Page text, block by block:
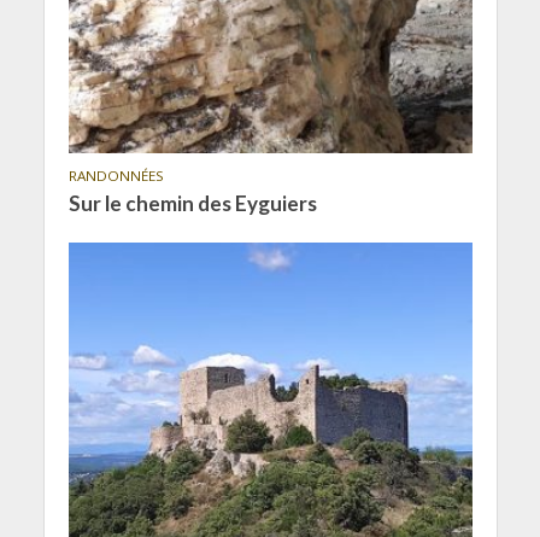
RANDONNÉES
Sur le chemin des Eyguiers